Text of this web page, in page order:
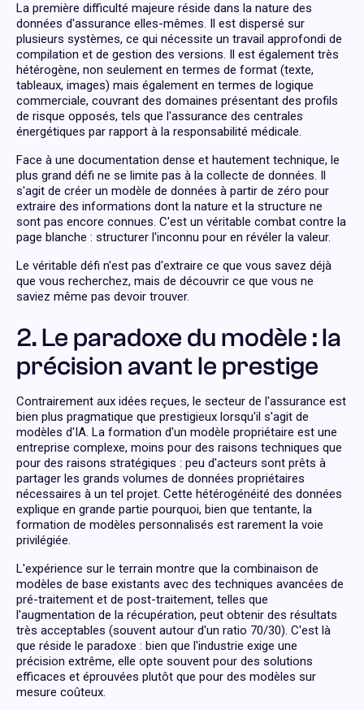
La première difficulté majeure réside dans la nature des
données d'assurance elles-mêmes. Il est dispersé sur
plusieurs systèmes, ce qui nécessite un travail approfondi de
compilation et de gestion des versions. Il est également très
hétérogène, non seulement en termes de format (texte,
tableaux, images) mais également en termes de logique
commerciale, couvrant des domaines présentant des profils
de risque opposés, tels que l'assurance des centrales
énergétiques par rapport à la responsabilité médicale.
Face à une documentation dense et hautement technique, le
plus grand défi ne se limite pas à la collecte de données. Il
s'agit de créer un modèle de données à partir de zéro pour
extraire des informations dont la nature et la structure ne
sont pas encore connues. C'est un véritable combat contre la
page blanche : structurer l'inconnu pour en révéler la valeur.
Le véritable défi n'est pas d'extraire ce que vous savez déjà
que vous recherchez, mais de découvrir ce que vous ne
saviez même pas devoir trouver.
2. Le paradoxe du modèle : la
précision avant le prestige
Contrairement aux idées reçues, le secteur de l'assurance est
bien plus pragmatique que prestigieux lorsqu'il s'agit de
modèles d'IA. La formation d'un modèle propriétaire est une
entreprise complexe, moins pour des raisons techniques que
pour des raisons stratégiques : peu d'acteurs sont prêts à
partager les grands volumes de données propriétaires
nécessaires à un tel projet. Cette hétérogénéité des données
explique en grande partie pourquoi, bien que tentante, la
formation de modèles personnalisés est rarement la voie
privilégiée.
L'expérience sur le terrain montre que la combinaison de
modèles de base existants avec des techniques avancées de
pré-traitement et de post-traitement, telles que
l'augmentation de la récupération, peut obtenir des résultats
très acceptables (souvent autour d'un ratio 70/30). C'est là
que réside le paradoxe : bien que l'industrie exige une
précision extrême, elle opte souvent pour des solutions
efficaces et éprouvées plutôt que pour des modèles sur
mesure coûteux.